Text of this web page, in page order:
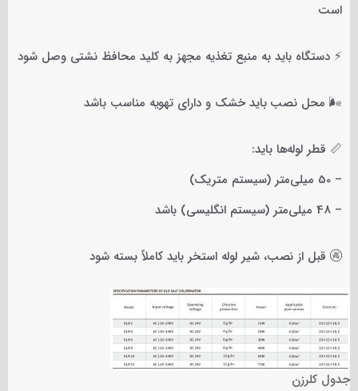
است
⚡ دستگاه باید به منبع تغذیه مجهز به کلید محافظ نشتی وصل شود
🌬️ محل نصب باید خشک و دارای تهویه مناسب باشد
📏 قطر لوله‌ها باید:
– 50 میلی‌متر (سیستم متریک)
– 48 میلی‌متر (سیستم انگلیسی) باشد
🚱 قبل از نصب، شیر لوله استخر باید کاملاً بسته شود
جدول کلرزن